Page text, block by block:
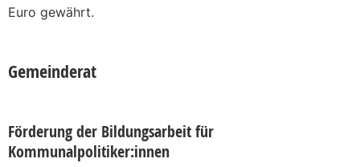
Euro gewährt.
Gemeinderat
Förderung der Bildungsarbeit für
Kommunalpolitiker:innen